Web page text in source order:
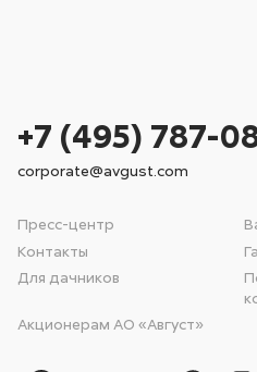
Пресс-центр
Контакты
Для дачников
Акционерам АО «Август»
+7 (495) 787-
corporate@avgust.com